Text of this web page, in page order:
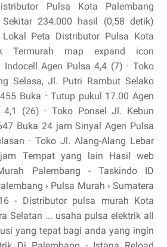
Pulsa Kota Palembang
234.000 hasil (0,58 detik)
Peta Distributor Pulsa Kota
Termurah map expand icon
Agen Pulsa 4,4 (7) · Toko
Selasa, Jl. Putri Rambut Selako
Buka ⋅ Tutup pukul 17.00 Agen
(26) · Toko Ponsel Jl. Kebun
Buka 24 jam Sinyal Agen Pulsa
· Toko Jl. Alang-Alang Lebar
Tempat yang lain Hasil web
Palembang - Taskindo ID
› Pulsa Murah › Sumatera
- Distributor pulsa murah Kota
Selatan ... usaha pulsa elektrik all
yang tepat bagi anda yang ingin